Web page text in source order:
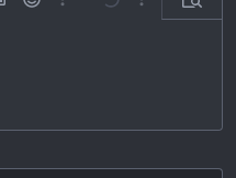
image
Emoticonos
Más opciones…
Undo Más